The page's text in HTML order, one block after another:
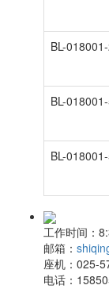
BL-
BL-
BL-
工作时间：
邮箱：
座机： 025-
电话：